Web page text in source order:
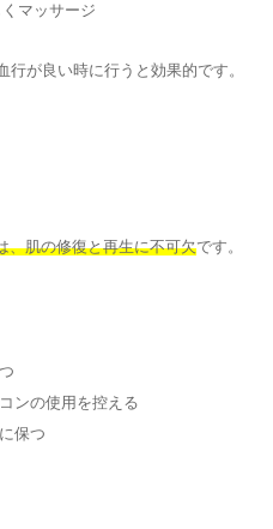
マッサージ
が良い時に行うと効果的です。
、肌の修復と再生に不可欠です。
ンの使用を控える
保つ